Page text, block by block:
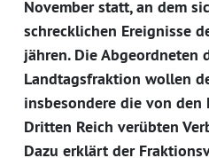
November statt, an dem
schrecklichen Ereignisse
jähren. Die Abgeordneten
Landtagsfraktion wollen
insbesondere die von
Dritten Reich verübten
Dazu erklärt der